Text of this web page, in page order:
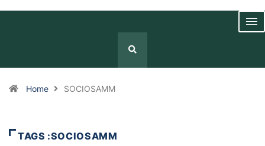
Home SOCIOSAMM
TAGS :SOCIOSAMM